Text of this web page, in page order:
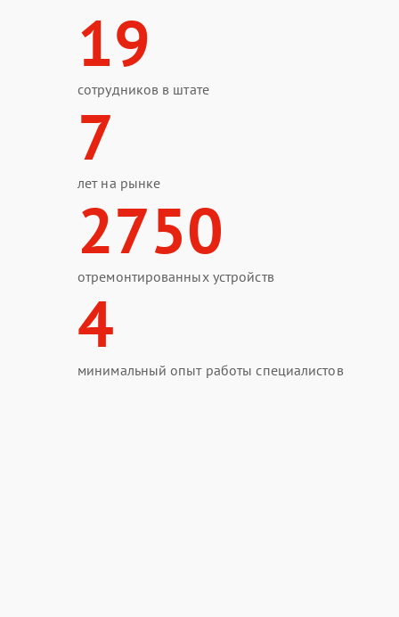
19
сотрудников в штате
7
лет на рынке
2750
отремонтированных устройств
4
минимальный опыт работы специалистов